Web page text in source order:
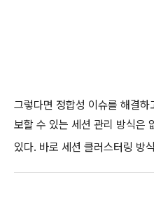
그렇다면 정합성 이슈를 해결
보할 수 있는 세션 관리 방식은
있다. 바로 세션 클러스터링 방